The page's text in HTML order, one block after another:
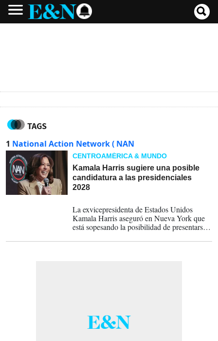
TAGS
1 National Action Network ( NAN
CENTROAMÉRICA & MUNDO
Kamala Harris sugiere una posible
candidatura a las presidenciales
2028
La exvicepresidenta de Estados Unidos
Kamala Harris aseguró en Nueva York que
está sopesando la posibilidad de presentarse
presidenciales de 2028, después de haber